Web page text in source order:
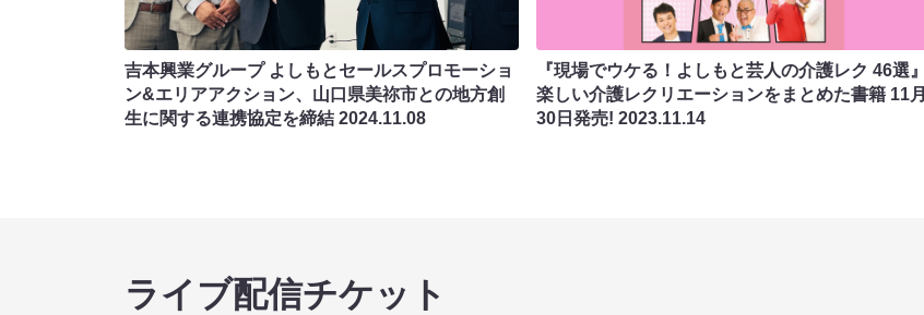
吉本興業グループ よしもとセールスプロモーショ
ン&エリアアクション、山口県美祢市との地方創
生に関する連携協定を締結 2024.11.08
『現場でウケる！よしもと芸人の介護レク 46選』
楽しい介護レクリエーションをまとめた書籍 11月
30日発売!2023.11.14
ライブ配信チケット